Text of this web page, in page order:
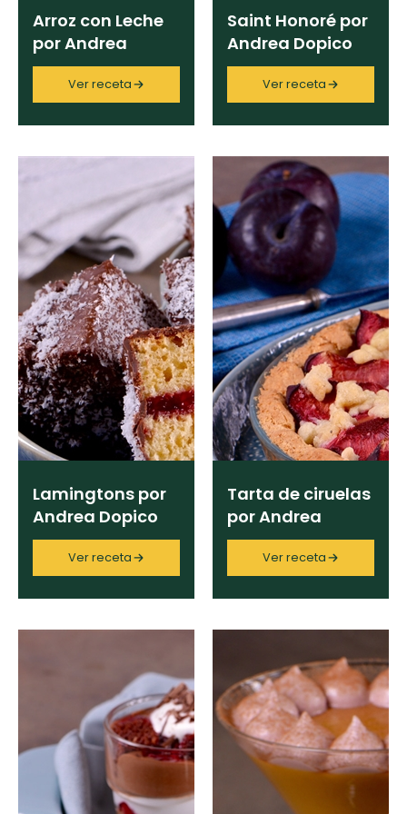
Arroz con Leche
por Andrea
Dopico
Ver receta
Saint Honoré por
Andrea Dopico
Ver receta
Lamingtons por
Andrea Dopico
Ver receta
Tarta de ciruelas
por Andrea
Dopico
Ver receta